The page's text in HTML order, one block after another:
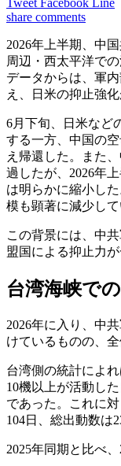
Tweet Facebook Line
share comments
2026年上半期、中
周辺・西太平洋で
データからは、軍
え、日米の抑止強
6月下旬、日米など
する一方、中国の
え帰還した。また
過したが、2026年
は明らかに縮小し
模も顕著に減少して
この背景には、中
盟国による抑止力
台湾海峡で
2026年に入り、中
けているものの、
台湾側の統計によ
10機以上が活動し
であった。これに
104日、総出動数は
2025年同期と比べ